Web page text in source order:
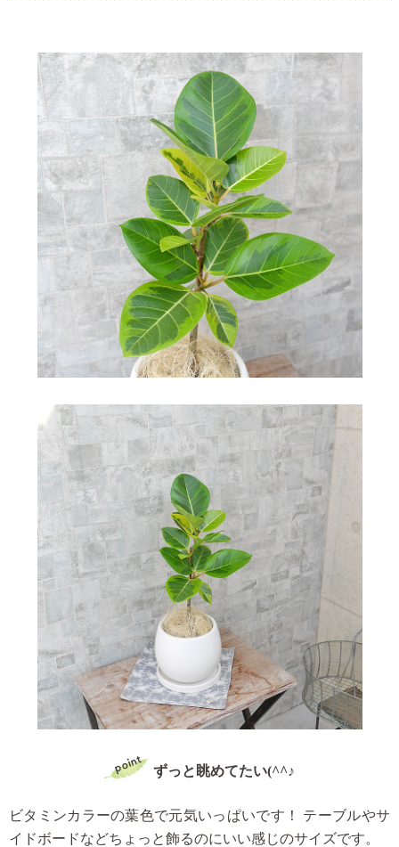
ずっと眺めてたい(^^♪
ビタミンカラーの葉色で元気いっぱいです！
テーブルやサ
イドボードなどちょっと飾るのにいい感じのサイズです。